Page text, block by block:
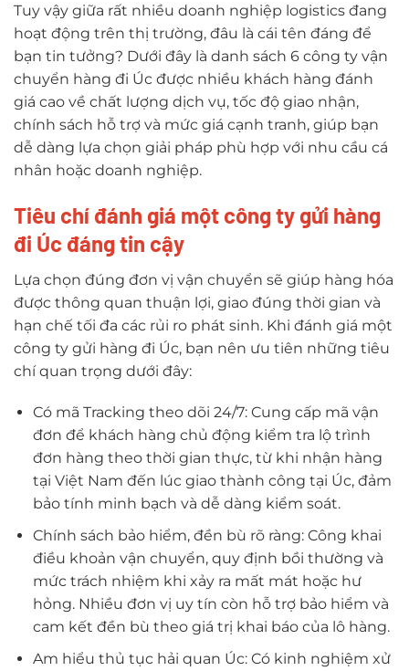
Tuy vậy giữa rất nhiều doanh nghiệp logistics đang
hoạt động trên thị trường, đâu là cái tên đáng để
bạn tin tưởng? Dưới đây là danh sách 6 công ty vận
chuyển hàng đi Úc được nhiều khách hàng đánh
giá cao về chất lượng dịch vụ, tốc độ giao nhận,
chính sách hỗ trợ và mức giá cạnh tranh, giúp bạn
dễ dàng lựa chọn giải pháp phù hợp với nhu cầu cá
nhân hoặc doanh nghiệp.
Tiêu chí đánh giá một công ty gửi hàng
đi Úc đáng tin cậy
Lựa chọn đúng đơn vị vận chuyển sẽ giúp hàng hóa
được thông quan thuận lợi, giao đúng thời gian và
hạn chế tối đa các rủi ro phát sinh. Khi đánh giá một
công ty gửi hàng đi Úc, bạn nên ưu tiên những tiêu
chí quan trọng dưới đây:
Có mã Tracking theo dõi 24/7: Cung cấp mã vận
đơn để khách hàng chủ động kiểm tra lộ trình
đơn hàng theo thời gian thực, từ khi nhận hàng
tại Việt Nam đến lúc giao thành công tại Úc, đảm
bảo tính minh bạch và dễ dàng kiểm soát.
Chính sách bảo hiểm, đền bù rõ ràng: Công khai
điều khoản vận chuyển, quy định bồi thường và
mức trách nhiệm khi xảy ra mất mát hoặc hư
hỏng. Nhiều đơn vị uy tín còn hỗ trợ bảo hiểm và
cam kết đền bù theo giá trị khai báo của lô hàng.
Am hiểu thủ tục hải quan Úc: Có kinh nghiệm xử